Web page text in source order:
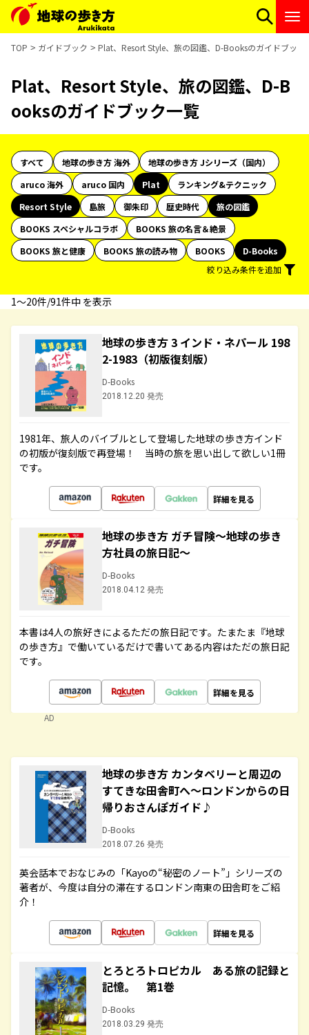
TOP ガイドブック Plat、Resort Style、旅の図鑑、D-Booksのガイドブック
Plat、Resort Style、旅の図鑑、D-B
ooksのガイドブック一覧
すべて 地球の歩き方 海外
地球の歩き方 Jシリーズ（国内）
aruco 海外
aruco 国内 Plat
ランキング&テクニック
Resort Style
島旅 御朱印 歴史時代
旅の図鑑
BOOKS スペシャルコラボ
BOOKS 旅の名言＆絶景
BOOKS 旅と健康
BOOKS 旅の読み物 BOOKS
D-Books
絞り込み条件を追加
1〜20件/91件中 を表示
地球の歩き方 3 インド・ネパール 198
2-1983（初版復刻版）
D-Books
2018.12.20 発売
1981年、旅人のバイブルとして登場した地球の歩き方インド
の初版が復刻版で再登場！ 当時の旅を思い出して欲しい1冊
です。
詳細を見る
地球の歩き方 ガチ冒険～地球の歩き
方社員の旅日記～
D-Books
2018.04.12 発売
本書は4人の旅好きによるただの旅日記です。たまたま『地球
の歩き方』で働いているだけで書いてある内容はただの旅日記
です。
詳細を見る
AD
地球の歩き方 カンタベリーと周辺の
すてきな田舎町へ～ロンドンからの日
帰りおさんぽガイド♪
D-Books
2018.07.26 発売
英会話本でおなじみの「Kayoの“秘密のノート”」シリーズの
著者が、今度は自分の滞在するロンドン南東の田舎町をご紹
介！
詳細を見る
とろとろトロピカル ある旅の記録と
記憶。 第1巻
D-Books
2018.03.29 発売